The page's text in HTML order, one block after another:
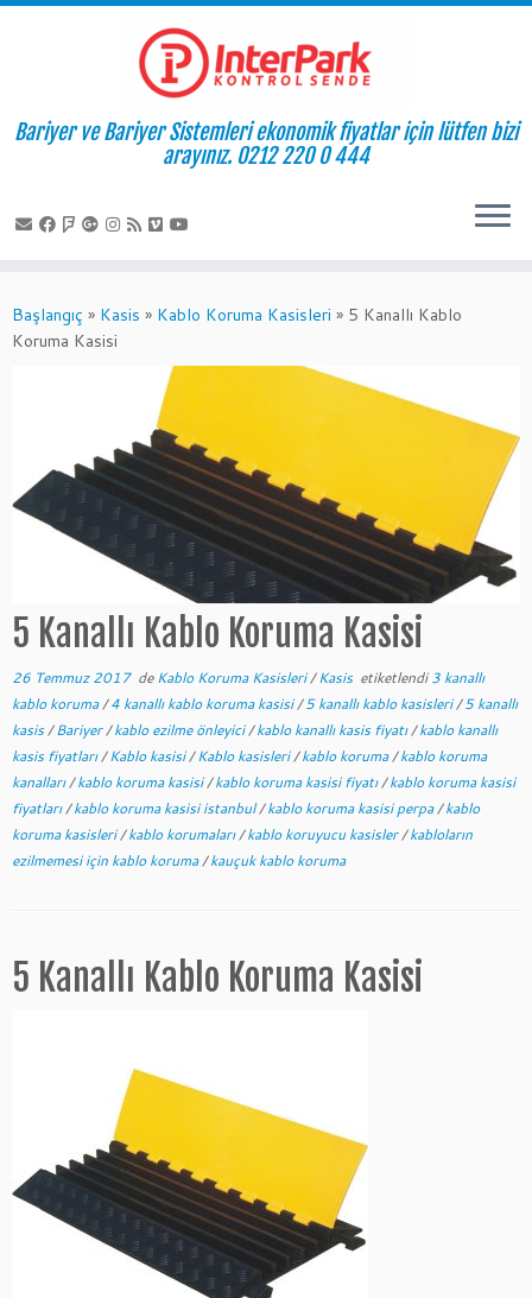
to
content
Bariyer ve Bariyer Sistemleri ekonomik fiyatlar için lütfen bizi
arayınız. 0212 220 0 444
Başlangıç » Kasis » Kablo Koruma Kasisleri » 5 Kanallı Kablo
Koruma Kasisi
5 Kanallı Kablo Koruma Kasisi
26 Temmuz 2017deKablo Koruma Kasisleri/Kasis etiketlendi3 kanallı
kablo koruma/4 kanallı kablo koruma kasisi/5 kanallı kablo kasisleri/5 kanallı
kasis/Bariyer/kablo ezilme önleyici/kablo kanallı kasis fiyatı/kablo kanallı
kasis fiyatları/Kablo kasisi/Kablo kasisleri/kablo koruma/kablo koruma
kanalları/kablo koruma kasisi/kablo koruma kasisi fiyatı/kablo koruma kasisi
fiyatları/kablo koruma kasisi istanbul/kablo koruma kasisi perpa/kablo
koruma kasisleri/kablo korumaları/kablo koruyucu kasisler/kabloların
ezilmemesi için kablo koruma/kauçuk kablo koruma
5 Kanallı Kablo Koruma Kasisi